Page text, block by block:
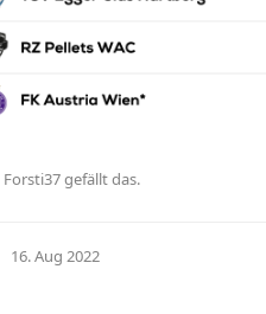
Forsti37gefällt das.
16. Aug 2022